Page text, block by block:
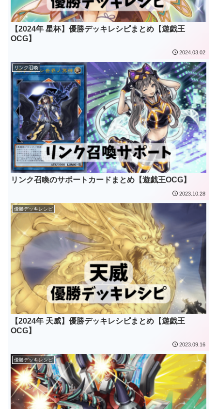
【2024年 星杯】優勝デッキレシピまとめ【遊戯王
OCG】
2024.03.02
リンク召喚
リンク召喚のサポートカードまとめ【遊戯王OCG】
2023.10.28
優勝デッキレシピ
【2024年 天威】優勝デッキレシピまとめ【遊戯王
OCG】
2023.09.16
優勝デッキレシピ